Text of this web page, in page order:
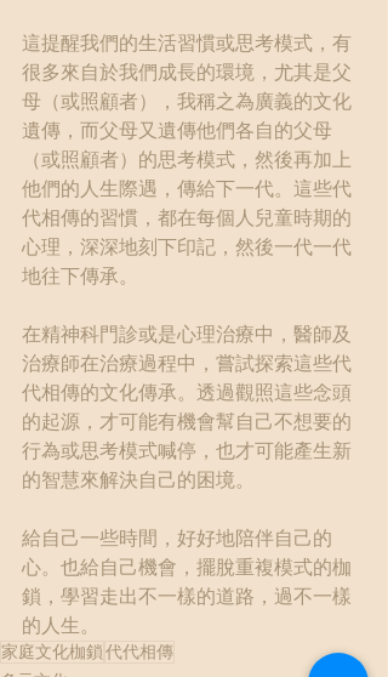
這提醒我們的生活習慣或思考模式，有
很多來自於我們成長的環境，尤其是父
母（或照顧者），我稱之為廣義的文化
遺傳，而父母又遺傳他們各自的父母
（或照顧者）的思考模式，然後再加上
他們的人生際遇，傳給下一代。這些代
代相傳的習慣，都在每個人兒童時期的
心理，深深地刻下印記，然後一代一代
地往下傳承。
在精神科門診或是心理治療中，醫師及
治療師在治療過程中，嘗試探索這些代
代相傳的文化傳承。透過觀照這些念頭
的起源，才可能有機會幫自己不想要的
行為或思考模式喊停，也才可能產生新
的智慧來解決自己的困境。
給自己一些時間，好好地陪伴自己的
心。也給自己機會，擺脫重複模式的枷
鎖，學習走出不一樣的道路，過不一樣
的人生。
家庭文化枷鎖代代相傳